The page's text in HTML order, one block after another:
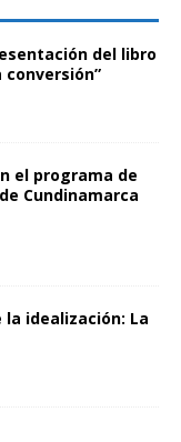
del libro
conversión”
el programa de
Cundinamarca
la idealización: La